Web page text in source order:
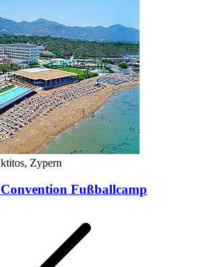
Zypern
Fußballcamp